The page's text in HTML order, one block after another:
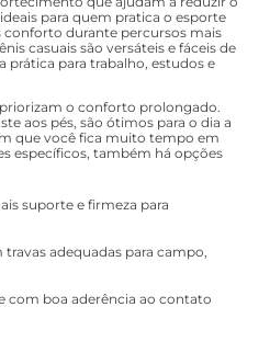
para quem pratica o esporte
durante percursos mais
casuais são versáteis e fáceis de
prática para trabalho, estudos e
o conforto prolongado.
aos pés, são ótimos para o dia a
que você fica muito tempo em
específicos, também há opções
suporte e firmeza para
adequadas para campo,
com boa aderência ao contato